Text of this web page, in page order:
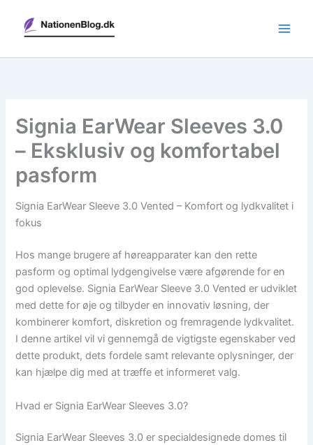
indholdet
Signia EarWear Sleeves 3.0
– Eksklusiv og komfortabel
pasform
Signia EarWear Sleeve 3.0 Vented – Komfort og lydkvalitet i
fokus
Hos mange brugere af høreapparater kan den rette
pasform og optimal lydgengivelse være afgørende for en
god oplevelse. Signia EarWear Sleeve 3.0 Vented er udviklet
med dette for øje og tilbyder en innovativ løsning, der
kombinerer komfort, diskretion og fremragende lydkvalitet.
I denne artikel vil vi gennemgå de vigtigste egenskaber ved
dette produkt, dets fordele samt relevante oplysninger, der
kan hjælpe dig med at træffe et informeret valg.
Hvad er Signia EarWear Sleeves 3.0?
Signia EarWear Sleeves 3.0 er specialdesignede domes til